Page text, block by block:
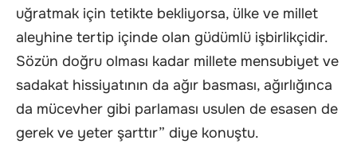
uğratmak için tetikte bekliyorsa, ülke ve millet
aleyhine tertip içinde olan güdümlü işbirlikçidir.
Sözün doğru olması kadar millete mensubiyet ve
sadakat hissiyatının da ağır basması, ağırlığınca
da mücevher gibi parlaması usulen de esasen de
gerek ve yeter şarttır” diye konuştu.